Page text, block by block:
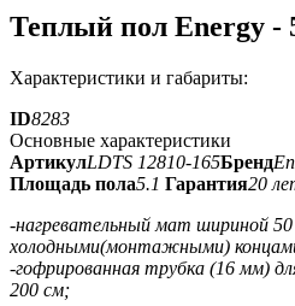
Теплый пол Energy -
Характеристики и габариты:
ID8283
Основные характеристики
АртикулLDTS 12810-165Бренд
Площадь пола5.1 Гарантия20
-нагревательный мат шириной 50
холодными(монтажными)
-гофрированная трубка (16 мм)
200 см;